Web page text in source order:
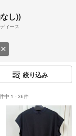
し))
ィース
絞り込み
中 1 - 36件